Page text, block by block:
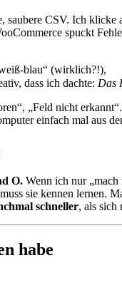
saubere CSV. Ich klicke
spuckt
blau“ (wirklich?!),
dass ich dachte: Das
„Feld nicht erkannt“.
einfach mal aus
O. Wenn ich nur
sie kennen lernen.
schneller, als sich
habe